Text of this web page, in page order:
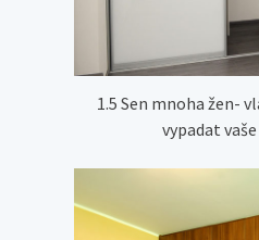
1.5 Sen mnoha žen-
vypadat